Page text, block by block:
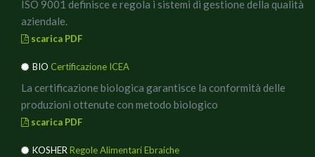
o tre nidi di spaghetto, qualche rametto di rosmarino e
delle briciole di Ricotta affumicata.
In abbinamento un buon vino dealcolizzato, ideale anche
Buon Appetito!!
ISO 9001 definisce e regola i sistemi di gestione della qualità
aziendale.
scarica PDF
BIO Certificazione ICEA
La certificazione biologica garantisce la conformità delle
produzioni ottenute con metodo biologico
scarica PDF
KOSHERRegole Alimentari Ebraiche